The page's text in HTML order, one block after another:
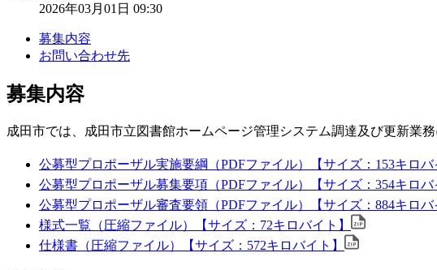
2026年03月01日 09:30
募集内容
お問い合わせ先
募集内容
成田市では、成田市立図書館ホームページ管理システム調達及び更新業
公募型プロポーザル実施要綱（PDFファイル）【サイズ：153キロバ
公募型プロポーザル募集要項（PDFファイル）【サイズ：354キロバ
公募型プロポーザル審査要領（PDFファイル）【サイズ：884キロバ
様式一覧（圧縮ファイル）【サイズ：72キロバイト】
仕様書（圧縮ファイル）【サイズ：572キロバイト】